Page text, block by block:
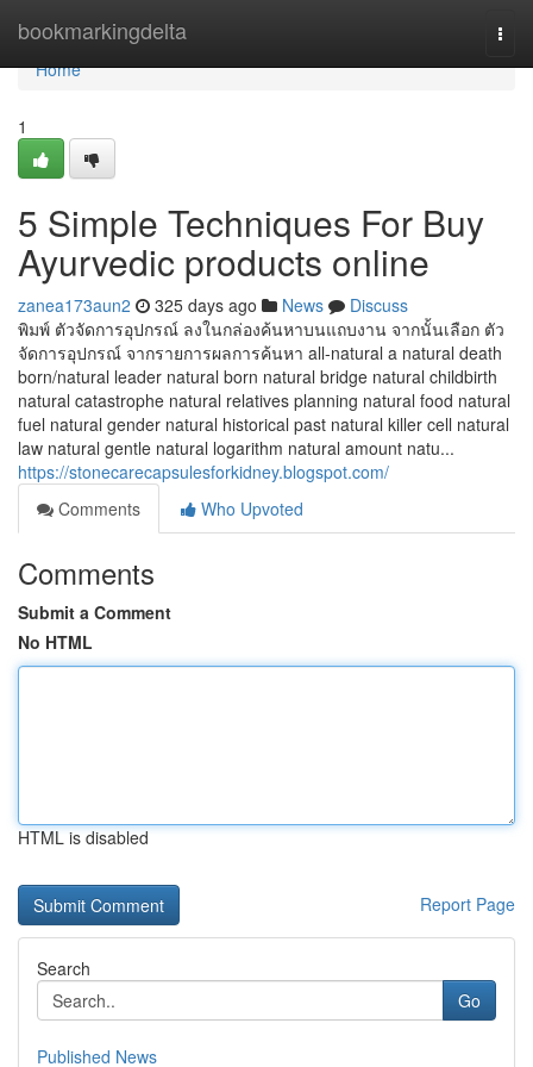
bookmarkingdelta
Home
Home
1
5 Simple Techniques For Buy
Ayurvedic products online
zanea173aun2 325 days ago News
Discuss
พิมพ์ ตัวจัดการอุปกรณ์ ลงในกล่องค้นหาบนแถบงาน จากนั้นเลือก ตัว
จัดการอุปกรณ์ จากรายการผลการค้นหา all-natural a natural death
born/natural leader natural born natural bridge natural childbirth
natural catastrophe natural relatives planning natural food natural
fuel natural gender natural historical past natural killer cell natural
law natural gentle natural logarithm natural amount natu...
https://stonecarecapsulesforkidney.blogspot.com/
Comments
Who Upvoted
Comments
Submit a Comment
No HTML
HTML is disabled
Report Page
Search
Go
Published News